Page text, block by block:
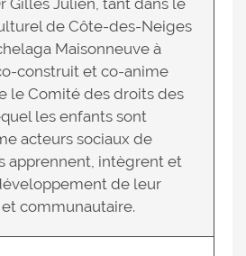
Gilles Julien, tant dans le
de Côte-des-Neiges
Maisonneuve à
construit et co-anime
le Comité des droits des
les enfants sont
acteurs sociaux de
apprennent, intègrent et
de leur
communautaire.